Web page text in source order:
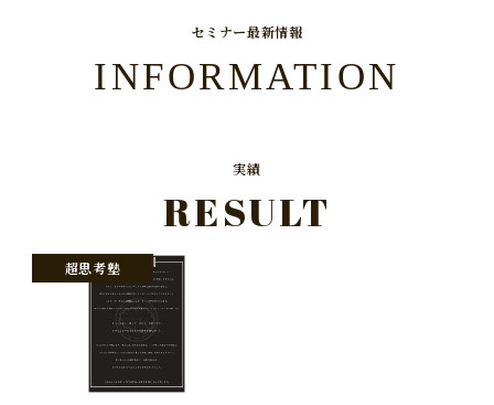
セミナー最新情報
INFORMATION
実績
RESULT
超思考塾